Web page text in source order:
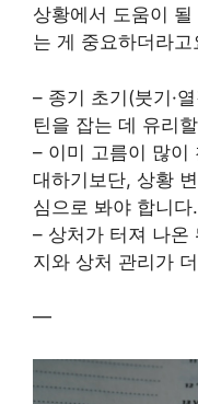
상황에서 도움이
는 게 중요하더라고
– 종기 초기(붓기·
틴을 잡는 데 유리
– 이미 고름이 많이
대하기보단, 상황
심으로 봐야 합니다.
– 상처가 터져 나온
지와 상처 관리가
—